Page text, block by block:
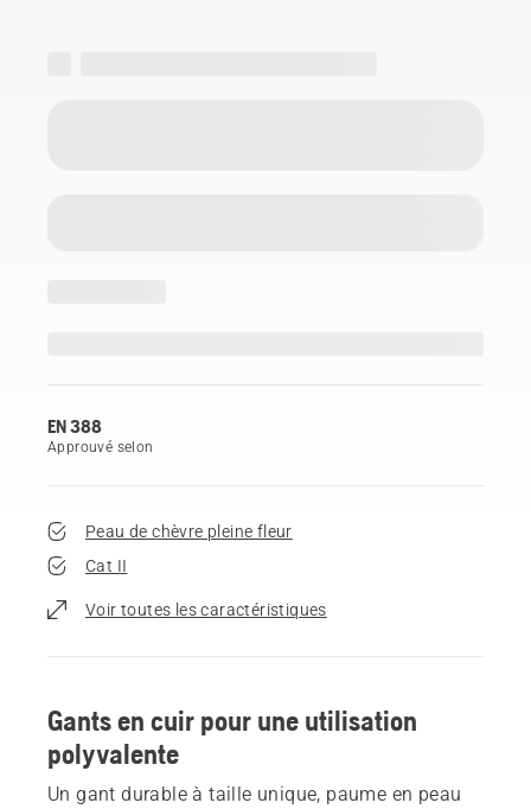
EN 388
Approuvé selon
Peau de chèvre pleine fleur
Cat II
Voir toutes les caractéristiques
Gants en cuir pour une utilisation
polyvalente
Un gant durable à taille unique, paume en peau